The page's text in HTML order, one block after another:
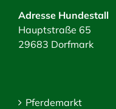
Adresse Hundestall
Hauptstraße 65
29683 Dorfmark
Pferdemarkt